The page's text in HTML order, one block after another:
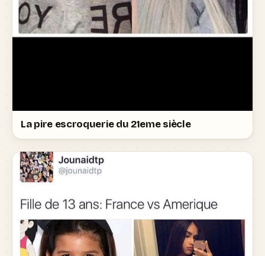
La pire escroquerie du 21eme siècle